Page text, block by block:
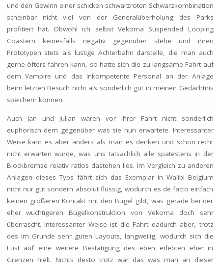
und den Gewinn einer schicken schwarzroten Schwarzkombination
scheinbar nicht viel von der Generalüberholung des Parks
profitiert hat. Obwohl ich selbst Vekoma Suspended Looping
Coastern keinesfalls negativ gegenüber stehe und ihren
Prototypen stets als lustige Achterbahn darstelle, die man auch
gerne öfters fahren kann, so hatte sich die zu langsame Fahrt auf
dem Vampire und das inkompetente Personal an der Anlage
beim letzten Besuch nicht als sonderlich gut in meinen Gedächtnis
speichern können.
Auch Jan und Julian waren vor ihrer Fahrt nicht sonderlich
euphorisch dem gegenüber was sie nun erwartete. Interessanter
Weise kam es aber anders als man es denken und schon recht
nicht erwarten würde, was uns tatsächlich alle spätestens in der
Blockbremse relativ ratlos dastehen lies. Im Vergleich zu anderen
Anlagen dieses Typs fährt sich das Exemplar in Walibi Belgium
nicht nur gut sondern absolut flüssig, wodurch es de facto einfach
keinen größeren Kontakt mit den Bügel gibt, was gerade bei der
eher wuchtigeren Bügelkonstruktion von Vekoma doch sehr
überrascht. Interessanter Weise ist die Fahrt dadurch aber, trotz
des im Grunde sehr guten Layouts, langweilig, wodurch sich die
Lust auf eine weitere Bestätigung des eben erlebten eher in
Grenzen hielt. Nichts desto trotz war das was man an dieser